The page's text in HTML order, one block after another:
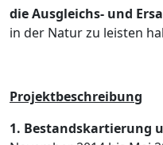
die Ausgleichs- und
in der Natur zu leisten
Projektbeschreibung
1. Bestandskartierung